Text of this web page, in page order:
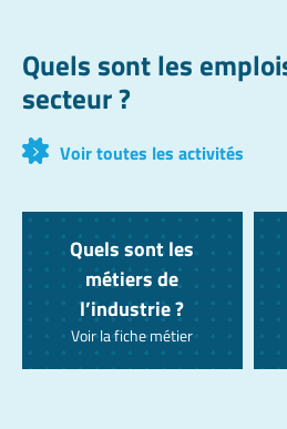
Quels sont les
secteur ?
Voir toutes les activités
Quels sont les
métiers de
l’industrie ?
Voir la fiche métier